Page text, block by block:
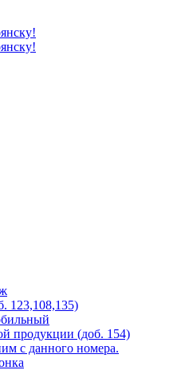
123,108,135)
продукции (доб. 154)
с данного номера.